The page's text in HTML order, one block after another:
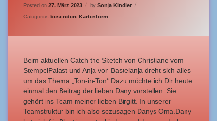
Posted on 27. März 2023 by Sonja Kindler
Categories:besondere Kartenform
Beim aktuellen Catch the Sketch von Christiane vom
StempelPalast und Anja von Bastelanja dreht sich alles
um das Thema „Ton-in-Ton“.Dazu möchte ich Dir heute
einmal den Beitrag der lieben Dany vorstellen. Sie
gehört ins Team meiner lieben Birgitt. In unserer
Teamstruktur bin ich also sozusagen Danys Oma.Dany
mittelschwer
Karte
Sketch
#143
–
Karte